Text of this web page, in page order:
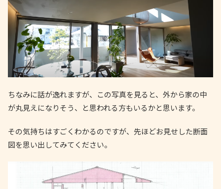
ちなみに話が逸れますが、この写真を見ると、外から家の中
が丸見えになりそう、と思われる方もいるかと思います。
その気持ちはすごくわかるのですが、先ほどお見せした断面
図を思い出してみてください。